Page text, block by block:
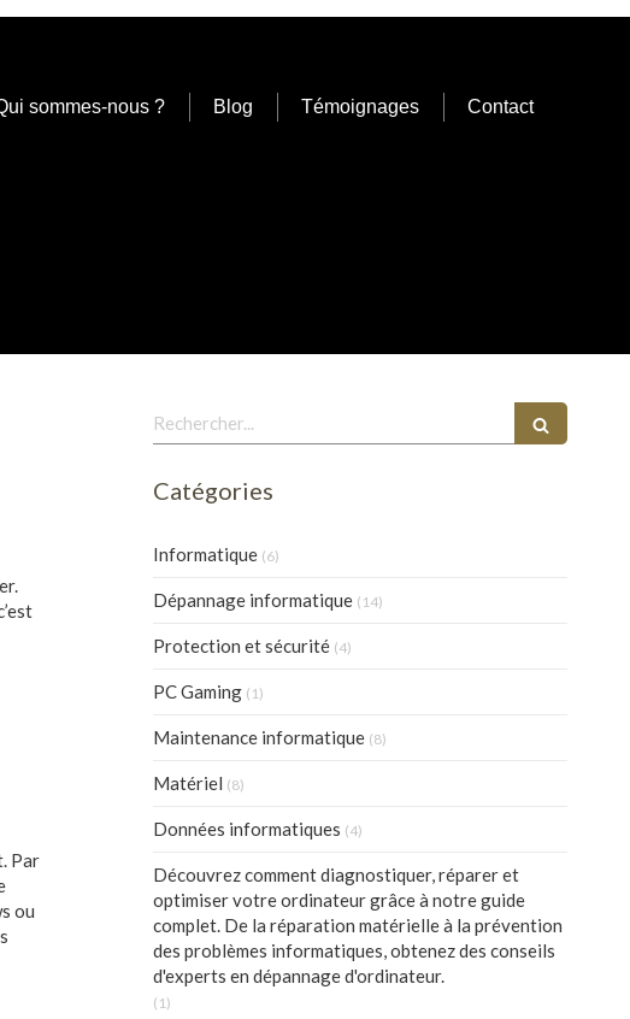
sommes-nous ? Blog Témoignages Contact
Par
ou
Rechercher
Catégories
Informatique (6)
Dépannage informatique (14)
Protection et sécurité (4)
PC Gaming (1)
Maintenance informatique (8)
Matériel (8)
Données informatiques (4)
Découvrez comment diagnostiquer, réparer et
optimiser votre ordinateur grâce à notre guide
complet. De la réparation matérielle à la prévention
des problèmes informatiques, obtenez des conseils
d'experts en dépannage d'ordinateur.
(1)